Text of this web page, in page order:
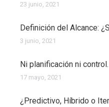
23 junio, 2021
Definición del Alcance:
3 junio, 2021
Ni planificación ni control.
17 mayo, 2021
¿Predictivo, Híbrido o